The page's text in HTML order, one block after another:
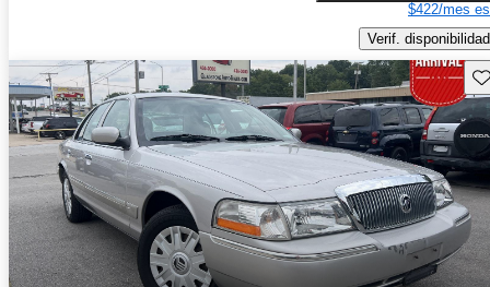
$422/mes
Verif. disponibilidad